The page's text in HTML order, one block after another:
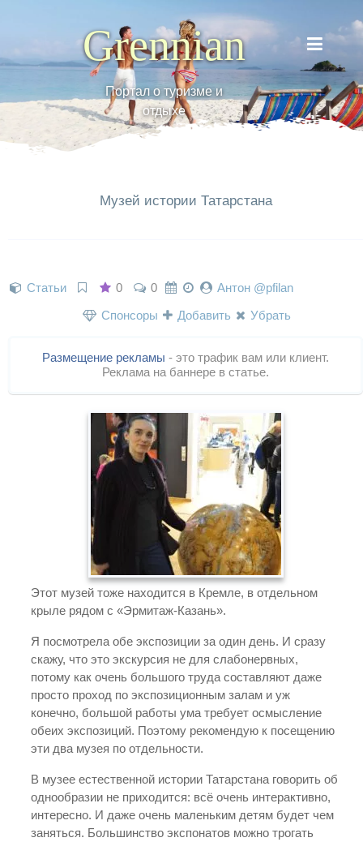
Grennian
Портал о туризме и
отдыхе
Музей истории Татарстана
Статьи 0 0
Антон @pfilan
Спонсоры
Добавить Убрать
Размещение рекламы - это трафик вам или клиент.
Реклама на баннере в статье.
Этот музей тоже находится в Кремле, в отдельном
крыле рядом с «Эрмитаж-Казань».
Я посмотрела обе экспозиции за один день. И сразу
скажу, что это экскурсия не для слабонервных,
потому как очень большого труда составляют даже
просто проход по экспозиционным залам и уж
конечно, большой работы ума требует осмысление
обеих экспозиций. Поэтому рекомендую к посещению
эти два музея по отдельности.
В музее естественной истории Татарстана говорить об
однообразии не приходится: всё очень интерактивно,
интересно. И даже очень маленьким детям будет чем
заняться. Большинство экспонатов можно трогать